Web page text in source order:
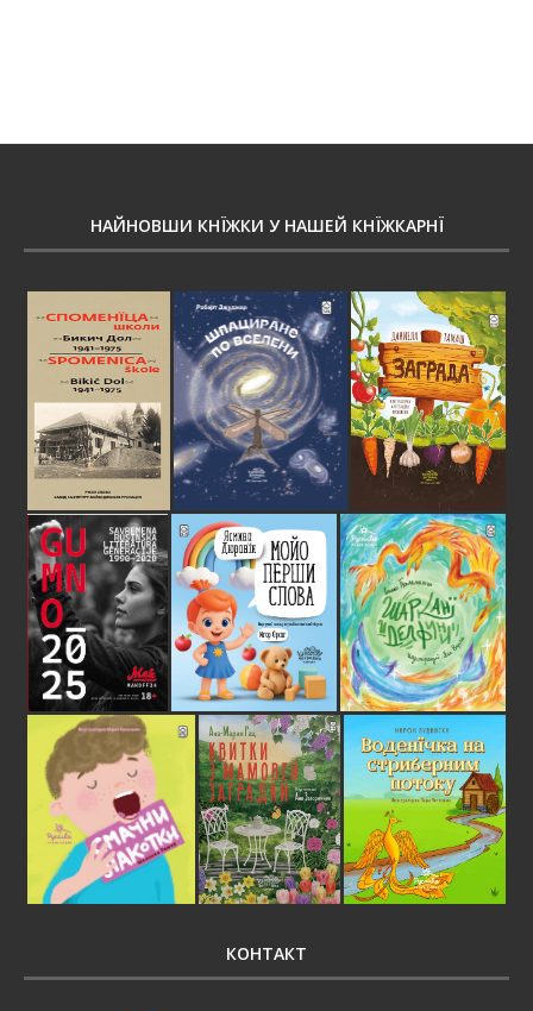
НАЙНОВШИ КНЇЖКИ У НАШЕЙ КНЇЖКАРНЇ
КОНТАКТ